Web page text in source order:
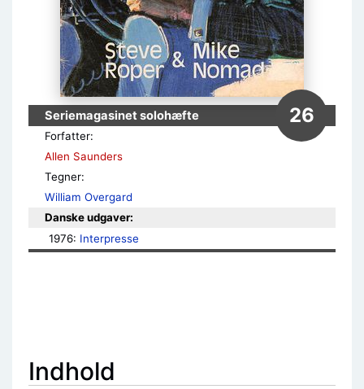
Seriemagasinet solohæfte 26
Forfatter:
Allen Saunders
Tegner:
William Overgard
Danske udgaver:
1976: Interpresse
Indhold